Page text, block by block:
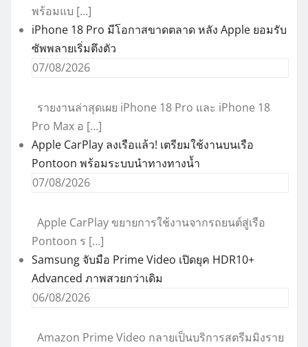
พร้อมแบ […]
iPhone 18 Pro มีโอกาสขาดตลาด หลัง Apple ยอมรับ
ซัพพลายเริ่มตึงตัว
07/08/2026
รายงานล่าสุดเผย iPhone 18 Pro และ iPhone 18
Pro Max อ […]
Apple CarPlay ลงเรือแล้ว! เตรียมใช้งานบนเรือ
Pontoon พร้อมระบบนำทางทางน้ำ
07/08/2026
Apple CarPlay ขยายการใช้งานจากรถยนต์สู่เรือ
Pontoon ร […]
Samsung จับมือ Prime Video เปิดยุค HDR10+
Advanced ภาพสวยกว่าเดิม
06/08/2026
Amazon Prime Video กลายเป็นบริการสตรีมมิงราย